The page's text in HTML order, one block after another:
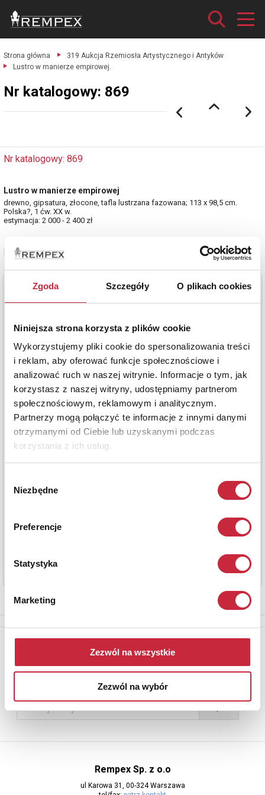
Zgoda Szczegóły O plikach cookies
Niniejsza strona korzysta z plików cookie
Wykorzystujemy pliki cookie do spersonalizowania treści
i reklam, aby oferować funkcje społecznościowe i
analizować ruch w naszej witrynie. Informacje o tym, jak
korzystasz z naszej witryny, udostępniamy partnerom
społecznościowym, reklamowym i analitycznym.
Partnerzy mogą połączyć te informacje z innymi danymi
otrzymanymi od Ciebie lub uzyskanymi podczas
korzystania z ich usług.
zgody
Niezbędne
Preferencje
Statystyka
Marketing
Zezwól na wszystkie
Zezwól na wybór
Strona główna
319 Aukcja Rzemiosła Artystycznego i Antyków
Lustro w manierze empirowej.
Nr katalogowy: 869
Nr katalogowy: 869
Lustro w manierze empirowej
drewno, gipsatura, złocone, tafla lustrzana fazowana; 113 x 98,5 cm.
Polska?, 1 ćw. XX w.
estymacja: 2 000 - 2 400 zł
Zobacz pełne informacje
Newsletter
adres e-mail
Rempex Sp. z o.o
ul Karowa 31, 00-324 Warszawa